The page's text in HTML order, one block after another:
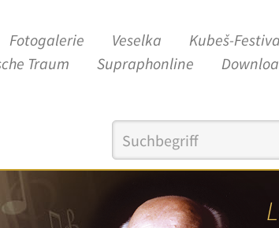
Fotogalerie Veselka
Kubeš-
Traum
Supraphonline